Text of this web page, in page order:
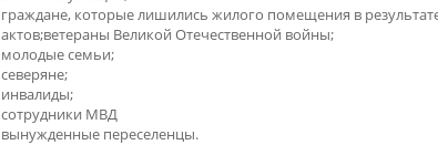
граждане, которые лишились жилого помещения в
актов;ветераны Великой Отечественной войны;
молодые семьи;
северяне;
инвалиды;
сотрудники МВД
вынужденные переселенцы.